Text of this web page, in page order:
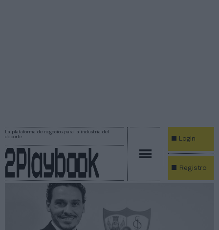
La plataforma de negocios para la industria del
deporte
Login
Registro